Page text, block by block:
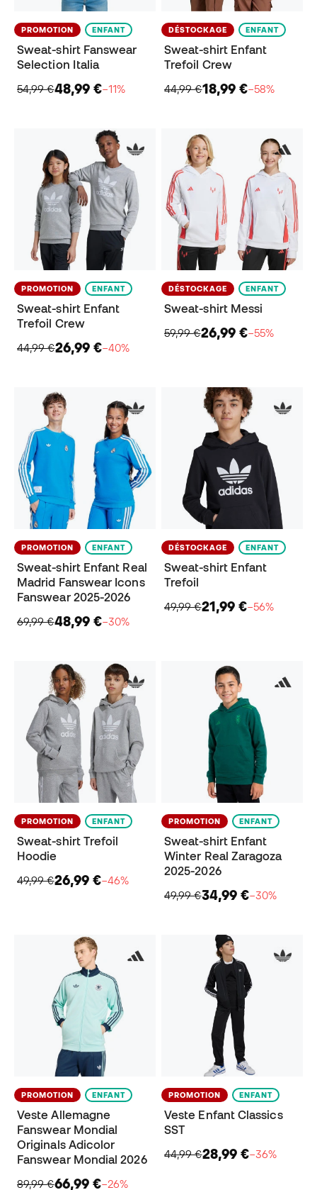
PROMOTION ENFANT
Sweat-shirt Fanswear
Selection Italia
54,99 €48,99 €−11%
DÉSTOCKAGE ENFANT
Sweat-shirt Enfant
Trefoil Crew
44,99 €18,99 €−58%
PROMOTION ENFANT
Sweat-shirt Enfant
Trefoil Crew
44,99 €26,99 €−40%
DÉSTOCKAGE ENFANT
Sweat-shirt Messi
59,99 €26,99 €−55%
PROMOTION ENFANT
Sweat-shirt Enfant Real
Madrid Fanswear Icons
Fanswear 2025-2026
69,99 €48,99 €−30%
DÉSTOCKAGE ENFANT
Sweat-shirt Enfant
Trefoil
49,99 €21,99 €−56%
PROMOTION ENFANT
Sweat-shirt Trefoil
Hoodie
49,99 €26,99 €−46%
PROMOTION ENFANT
Sweat-shirt Enfant
Winter Real Zaragoza
2025-2026
49,99 €34,99 €−30%
PROMOTION ENFANT
Veste Allemagne
Fanswear Mondial
Originals Adicolor
Fanswear Mondial 2026
89,99 €66,99 €−26%
PROMOTION ENFANT
Veste Enfant Classics
SST
44,99 €28,99 €−36%